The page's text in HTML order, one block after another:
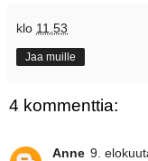
klo 11.53
Jaa muille
4 kommenttia:
Anne 9.